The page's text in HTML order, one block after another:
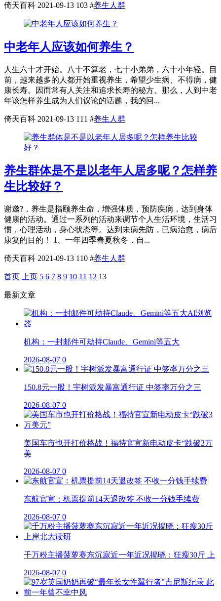
倚天百科 2021-09-13 103 #养生人群
中老年人应该如何养生？
人生六十才开始。八十不算老，七十小弟弟，六十小年轻。目
前，越来越多的人都开始重视养生，希望少生病、不得病，健
康长寿。因而常有人关注和追求长寿的秘方。那么，人到中老
年该怎样养生成为人们议论的话题，我的回...
倚天百科 2021-09-13 111 #养生人群
养生群体是不是以老年人居多呢？怎样养
生比较好？
谢邀?，养生是指颐养生命，增强体质，预防疾病，达到身体
健康的活动。通过一系列的活动来调节个人生活环境，生活习
惯，心理活动，身心状态等。达到未病先防，已病治愈，病后
康复的目的！ 1、一年四季春夏秋冬，自...
倚天百科 2021-09-13 110 #养生人群
首页 上页 5 6 7 8 9 10 11 12 13
最新文章
机构：一封邮件可劫持Claude、Gemini等五大
2026-08-07 0
150.8元一股！宇树派发暴富通行证 中签率万分之三
2026-08-07 0
美国车市也开打价格战！福特官宣新电动皮卡“跌破3万
美
2026-08-07 0
东航官宣：机票提前14天退改签 不收一分钱手续费
2026-08-07 0
千万粉主播菠萝赛东沉寂近一年近况揭晓：狂瘦30斤 上
2026-08-07 0